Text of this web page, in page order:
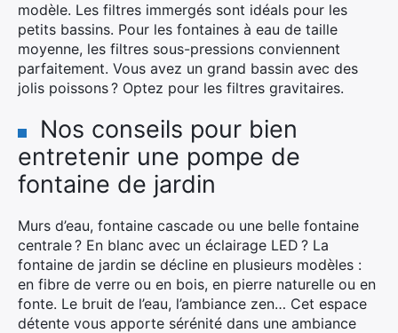
modèle. Les filtres immergés sont idéals pour les
petits bassins. Pour les fontaines à eau de taille
moyenne, les filtres sous-pressions conviennent
parfaitement. Vous avez un grand bassin avec des
jolis poissons ? Optez pour les filtres gravitaires.
Nos conseils pour bien
entretenir une pompe de
fontaine de jardin
Murs d’eau, fontaine cascade ou une belle fontaine
centrale ? En blanc avec un éclairage LED ? La
fontaine de jardin se décline en plusieurs modèles :
en fibre de verre ou en bois, en pierre naturelle ou en
fonte. Le bruit de l’eau, l’ambiance zen… Cet espace
détente vous apporte sérénité dans une ambiance
×
: